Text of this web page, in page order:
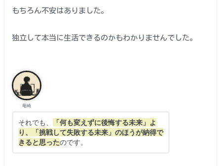
もちろん不安はありました。
独立して本当に生活できるのかもわかりませんでした。
竜崎
それでも、
「何も変えずに後悔する未来」よ
り、「挑戦して失敗する未来」のほうが納得で
きると思ったのです。